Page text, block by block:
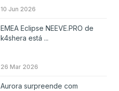
10 Jun 2026
EMEA Eclipse NEEVE.PRO de
k4shera está ...
26 Mar 2026
Aurora surpreende com